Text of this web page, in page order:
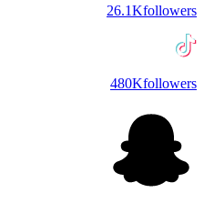
26.1Kfollowers
480Kfollowers